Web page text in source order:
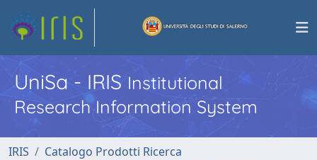
UniSa - IRISInstitutional
Research Information System
IRIS
Catalogo Prodotti Ricerca